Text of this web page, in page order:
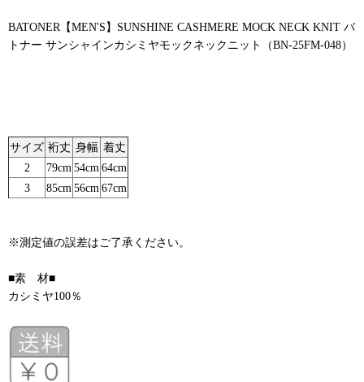
BATONER【MEN'S】SUNSHINE CASHMERE MOCK NECK KNIT バ
トナー サンシャインカシミヤモックネックニット（BN-25FM-048）
サイズ 裄丈 身幅 着丈
2
79cm 54cm 64cm
3
85cm 56cm 67cm
※測定値の誤差はご了承ください。
■素 材■
カシミヤ100％